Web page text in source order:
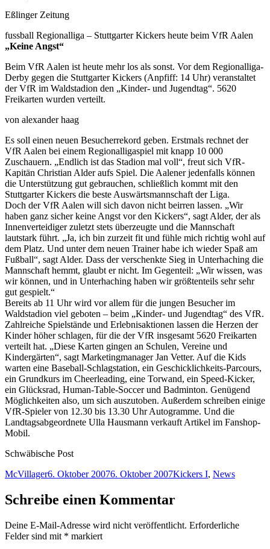
Eßlinger Zeitung
fussball Regionalliga – Stuttgarter Kickers heute beim VfR Aalen
„Keine Angst“
Beim VfR Aalen ist heute mehr los als sonst. Vor dem Regionalliga-
Derby gegen die Stuttgarter Kickers (Anpfiff: 14 Uhr) veranstaltet
der VfR im Waldstadion den „Kinder- und Jugendtag“. 5620
Freikarten wurden verteilt.
von alexander haag
Es soll einen neuen Besucherrekord geben. Erstmals rechnet der
VfR Aalen bei einem Regionalligaspiel mit knapp 10 000
Zuschauern. „Endlich ist das Stadion mal voll“, freut sich VfR-
Kapitän Christian Alder aufs Spiel. Die Aalener jedenfalls können
die Unterstützung gut gebrauchen, schließlich kommt mit den
Stuttgarter Kickers die beste Auswärtsmannschaft der Liga.
Doch der VfR Aalen will sich davon nicht beirren lassen. „Wir
haben ganz sicher keine Angst vor den Kickers“, sagt Alder, der als
Innenverteidiger zuletzt stets überzeugte und die Mannschaft
lautstark führt. „Ja, ich bin zurzeit fit und fühle mich richtig wohl auf
dem Platz. Und unter dem neuen Trainer habe ich wieder Spaß am
Fußball“, sagt Alder. Dass der verschenkte Sieg in Unterhaching die
Mannschaft hemmt, glaubt er nicht. Im Gegenteil: „Wir wissen, was
wir können, und in Unterhaching haben wir größtenteils sehr sehr
gut gespielt.“
Bereits ab 11 Uhr wird vor allem für die jungen Besucher im
Waldstadion viel geboten – beim „Kinder- und Jugendtag“ des VfR.
Zahlreiche Spielstände und Erlebnisaktionen lassen die Herzen der
Kinder höher schlagen, für die der VfR insgesamt 5620 Freikarten
verteilt hat. „Diese Karten gingen an Schulen, Vereine und
Kindergärten“, sagt Marketingmanager Jan Vetter. Auf die Kids
warten eine Baseball-Schlagstation, ein Geschicklichkeits-Parcours,
ein Grundkurs im Cheerleading, eine Torwand, ein Speed-Kicker,
ein Glücksrad, Human-Table-Soccer und Badminton. Genügend
Möglichkeiten also, um sich auszutoben. Außerdem schreiben einige
VfR-Spieler von 12.30 bis 13.30 Uhr Autogramme. Und die
Landtagsabgeordnete Ulla Hausmann verkauft Artikel im Fanshop-
Mobil.
Schwäbische Post
Autor
McVillagerVeröffentlicht
6. Oktober 20076. Oktober 2007Kategorien
Kickers I, News
Schreibe einen Kommentar
Deine E-Mail-Adresse wird nicht veröffentlicht. Erforderliche
Felder sind mit * markiert